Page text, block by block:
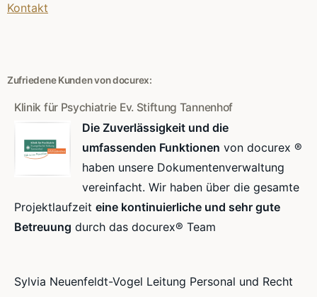
Kontakt
Zufriedene Kunden von docurex:
Klinik für Psychiatrie Ev. Stiftung Tannenhof
Die Zuverlässigkeit und die
umfassenden Funktionen von docurex ®
haben unsere Dokumentenverwaltung
vereinfacht. Wir haben über die gesamte
Projektlaufzeit eine kontinuierliche und sehr gute
Betreuung durch das docurex® Team
Sylvia Neuenfeldt-Vogel Leitung Personal und Recht